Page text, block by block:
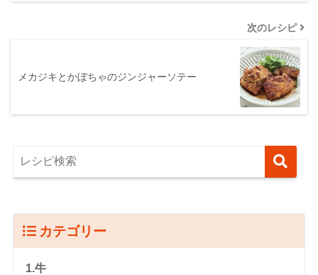
次のレシピ
メカジキとかぼちゃのジンジャーソテー
カテゴリー
1.牛